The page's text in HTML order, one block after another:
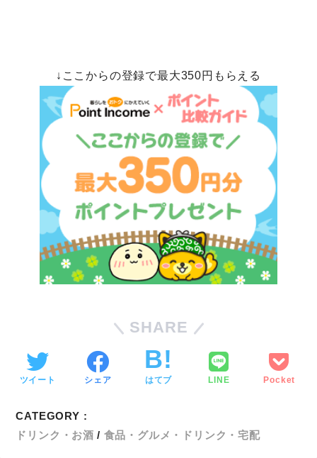
↓ここからの登録で最大350円もらえる
SHARE
ツイート シェア はてブ LINE Pocket
CATEGORY :
ドリンク・お酒
食品・グルメ・ドリンク・宅配